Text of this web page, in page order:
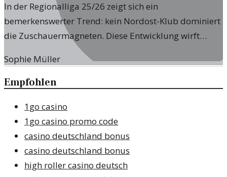
In der Regionalliga 25/26 zeigt sich ein
bemerkenswerter Trend: kein Nordost-Klub dominiert
die Zuschauermagneten. Diese Entwicklung wirft
Sophie Müller
Empfohlen
1go casino
1go casino promo code
casino deutschland bonus
casino deutschland bonus
high roller casino deutsch